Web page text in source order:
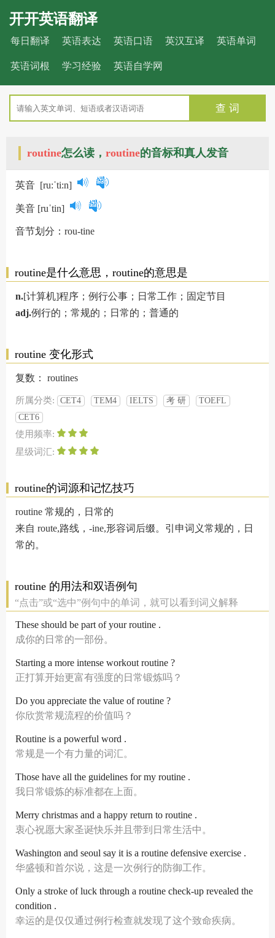
开开英语翻译
每日翻译 英语表达 英语口语 英汉互译 英语单词
英语词根 学习经验 英语自学网
查 词
routine怎么读， routine的音标和真人发音
英音 [ru:ˈti:n]
美音 [ruˈtin]
音节划分：rou-tine
routine是什么意思，routine的意思是
n.[计算机]程序；例行公事；日常工作；固定节目
adj.例行的；常规的；日常的；普通的
routine 变化形式
复数： routines
所属分类: CET4 TEM4 IELTS 考 研
TOEFL
CET6
使用频率:
星级词汇:
routine的词源和记忆技巧
routine 常规的，日常的
来自 route,路线，-ine,形容词后缀。引申词义常规的，日
常的。
routine 的用法和双语例句
“点击”或“选中”例句中的单词，就可以看到词义解释
These should be part of your routine .
成你的日常的一部份。
Starting a more intense workout routine ?
正打算开始更富有强度的日常锻炼吗？
Do you appreciate the value of routine ?
你欣赏常规流程的价值吗？
Routine is a powerful word .
常规是一个有力量的词汇。
Those have all the guidelines for my routine .
我日常锻炼的标准都在上面。
Merry christmas and a happy return to routine .
衷心祝愿大家圣诞快乐并且带到日常生活中。
Washington and seoul say it is a routine defensive exercise .
华盛顿和首尔说，这是一次例行的防御工作。
Only a stroke of luck through a routine check-up revealed the
condition .
幸运的是仅仅通过例行检查就发现了这个致命疾病。